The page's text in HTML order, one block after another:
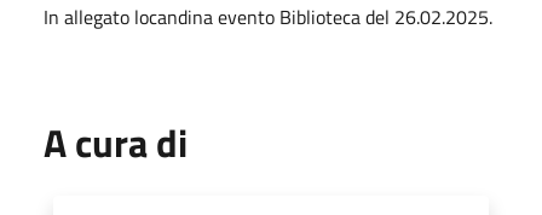
In allegato locandina evento Biblioteca del 26.02.2025.
A cura di